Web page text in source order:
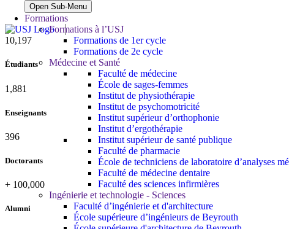
Open Sub-Menu
Formations
Formations à l’USJ
Formations de 1er cycle
Formations de 2e cycle
Médecine et Santé
Faculté de médecine
École de sages-femmes
Institut de physiothérapie
Institut de psychomotricité
Institut supérieur d’orthophonie
Institut d’ergothérapie
Institut supérieur de santé publique
Faculté de pharmacie
École de techniciens de laboratoire d’analyses
Faculté de médecine dentaire
Faculté des sciences infirmières
Ingénierie et technologie - Sciences
Faculté d’ingénierie et d'architecture
École supérieure d’ingénieurs de Beyrouth
11,433
Étudiants
2,109
Enseignants
437
Doctorants
+ 100,000
Alumni